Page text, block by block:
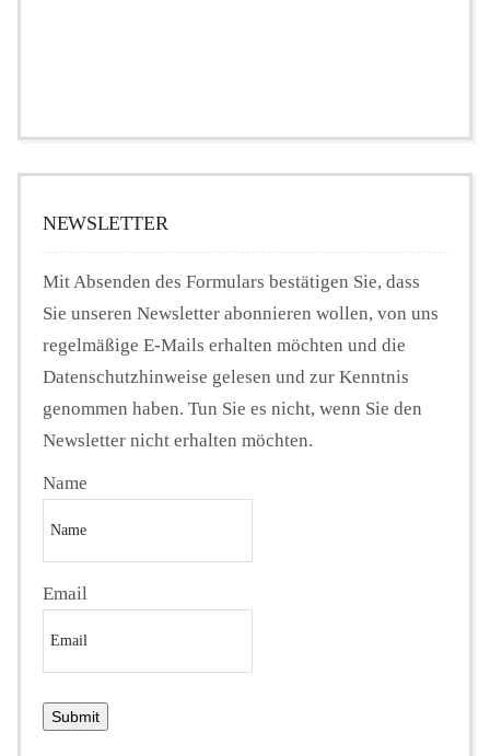
NEWSLETTER
Mit Absenden des Formulars bestätigen Sie, dass
Sie unseren Newsletter abonnieren wollen, von uns
regelmäßige E-Mails erhalten möchten und die
Datenschutzhinweise gelesen und zur Kenntnis
genommen haben. Tun Sie es nicht, wenn Sie den
Newsletter nicht erhalten möchten.
Name
Email